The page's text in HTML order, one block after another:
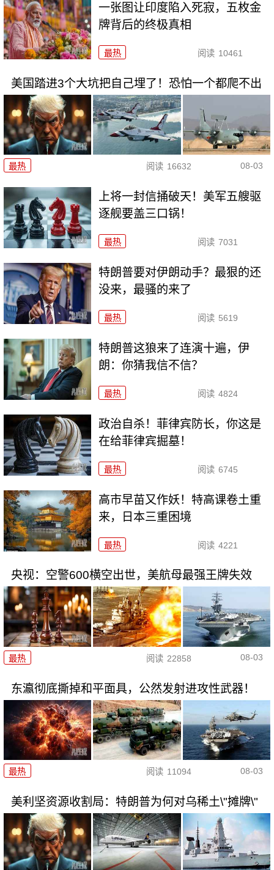
一张图让印度陷入死寂，五枚金
牌背后的终极真相
最热 阅读 10461
美国踏进3个大坑把自己埋了！恐怕一个都爬不出
最热 阅读 16632 08-03
上将一封信捅破天！美军五艘驱
逐舰要盖三口锅！
最热 阅读 7031
特朗普要对伊朗动手？最狠的还
没来，最骚的来了
最热 阅读 5619
特朗普这狼来了连演十遍，伊
朗：你猜我信不信？
最热 阅读 4824
政治自杀！菲律宾防长，你这是
在给菲律宾掘墓！
最热 阅读 6745
高市早苗又作妖！特高课卷土重
来，日本三重困境
最热 阅读 4221
央视：空警600横空出世，美航母最强王牌失效
最热 阅读 22858 08-03
东瀛彻底撕掉和平面具，公然发射进攻性武器！
最热 阅读 11094 08-03
美利坚资源收割局：特朗普为何对乌稀土\"摊牌\"